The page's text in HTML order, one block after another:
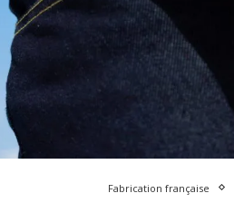
Fabrication française